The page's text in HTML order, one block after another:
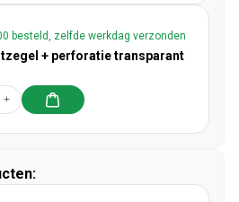
besteld, zelfde werkdag verzonden
+ perforatie transparant
+